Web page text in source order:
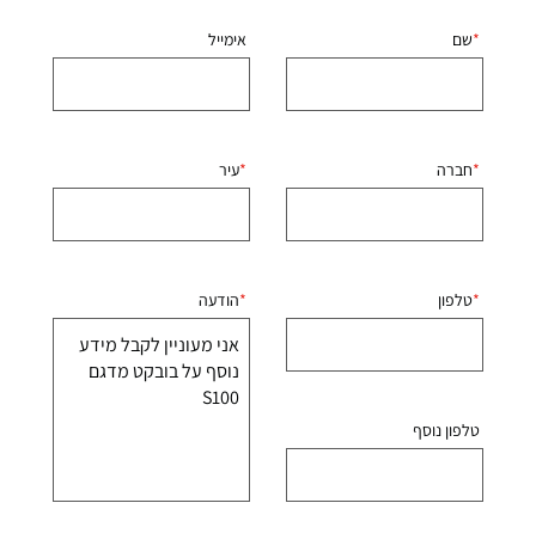
שם
חברה
טלפון
טלפון נוסף
אימייל
עיר
הודעה